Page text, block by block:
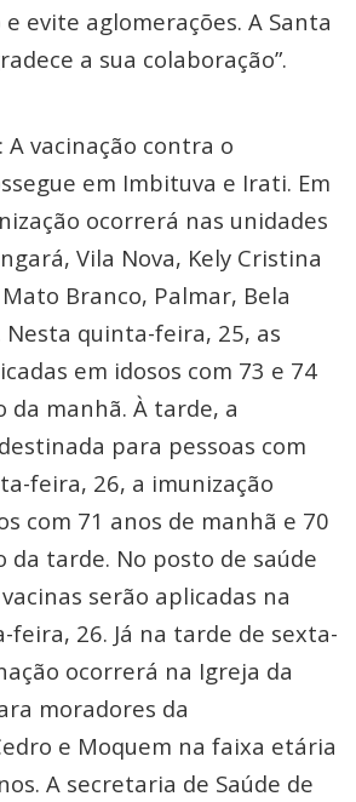
evite aglomerações. A Santa
a sua colaboração”.
A vacinação contra o
em Imbituva e Irati. Em
ocorrerá nas unidades
Vila Nova, Kely Cristina
Branco, Palmar, Bela
quinta-feira, 25, as
em idosos com 73 e 74
da manhã. À tarde, a
para pessoas com
feira, 26, a imunização
com 71 anos de manhã e 70
da tarde. No posto de saúde
serão aplicadas na
feira, 26. Já na tarde de sexta-
ocorrerá na Igreja da
moradores da
e Moquem na faixa etária
A secretaria de Saúde de